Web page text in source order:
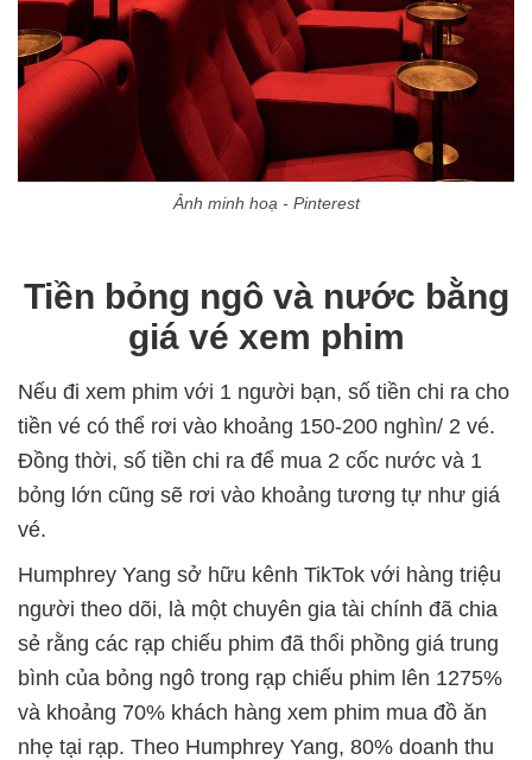
Ảnh minh hoạ - Pinterest
Tiền bỏng ngô và nước bằng
giá vé xem phim
Nếu đi xem phim với 1 người bạn, số tiền chi ra cho
tiền vé có thể rơi vào khoảng 150-200 nghìn/ 2 vé.
Đồng thời, số tiền chi ra để mua 2 cốc nước và 1
bỏng lớn cũng sẽ rơi vào khoảng tương tự như giá
vé.
Humphrey Yang sở hữu kênh TikTok với hàng triệu
người theo dõi, là một chuyên gia tài chính đã chia
sẻ rằng các rạp chiếu phim đã thổi phồng giá trung
bình của bỏng ngô trong rạp chiếu phim lên 1275%
và khoảng 70% khách hàng xem phim mua đồ ăn
nhẹ tại rạp. Theo Humphrey Yang, 80% doanh thu